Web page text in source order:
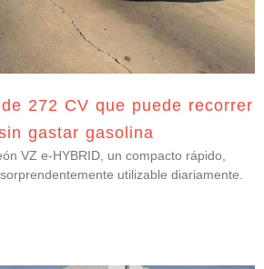
272 CV que puede recorrer
gastar gasolina
VZ e-HYBRID, un compacto rápido,
utilizable diariamente.